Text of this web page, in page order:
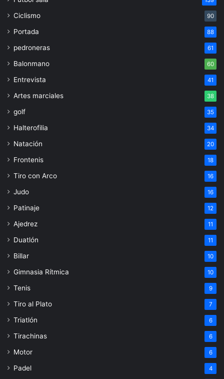
Ciclismo 90
Portada 88
pedroneras 61
Balonmano 60
Entrevista 41
Artes marciales 38
golf 35
Halterofilia 34
Natación 20
Frontenis 18
Tiro con Arco 16
Judo 16
Patinaje 12
Ajedrez 11
Duatlón 11
Billar 10
Gimnasia Rítmica 10
Tenis 9
Tiro al Plato 7
Triatlón 6
Tirachinas 6
Motor 6
Padel 4